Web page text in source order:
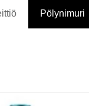
Pölynimuri